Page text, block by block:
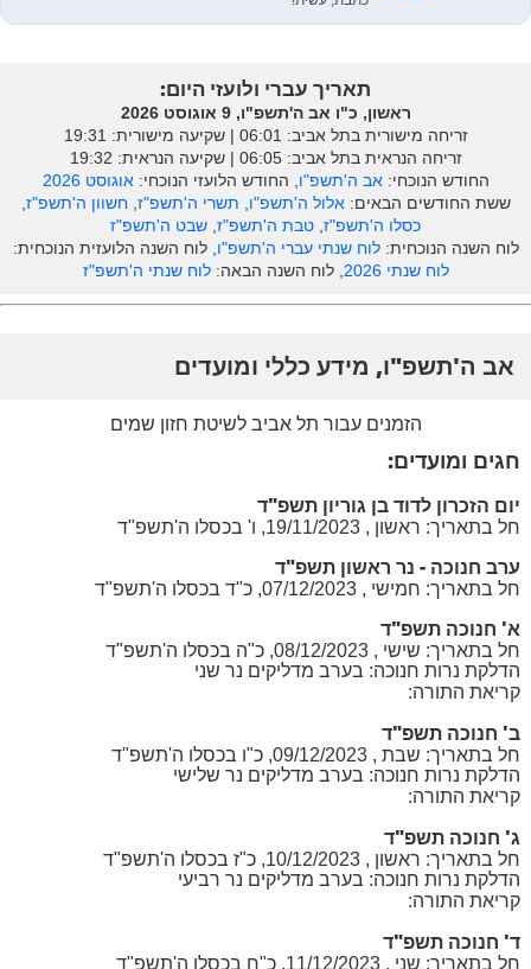
תאריך עברי ולועזי היום:
ראשון, כ"ו אב ה'תשפ"ו, 9 אוגוסט 2026
זריחה מישורית בתל אביב: ‎06:01 | שקיעה מישורית: 19:31
זריחה הנראית בתל אביב: ‎06:05 | שקיעה הנראית: 19:32
החודש הנוכחי:אב ה'תשפ"ו, החודש הלועזי הנוכחי:אוגוסט 2026
ששת החודשים הבאים:אלול ה'תשפ"ו, תשרי ה'תשפ"ז, חשוון ה'תשפ"ז,
כסלו ה'תשפ"ז, טבת ה'תשפ"ז, שבט ה'תשפ"ז
לוח השנה הנוכחית:לוח שנתי עברי ה'תשפ"ו, לוח השנה הלועזית הנוכחית:
לוח שנתי 2026
, לוח השנה הבאה:לוח שנתי ה'תשפ"ז
אב ה'תשפ"ו, מידע כללי ומועדים
הזמנים עבור תל אביב לשיטת חזון שמים
חגים ומועדים:
יום הזכרון לדוד בן גוריון תשפ"ד
חל בתאריך: ראשון , 19/11/2023, ו' בכסלו ה'תשפ"ד
ערב חנוכה - נר ראשון תשפ"ד
חל בתאריך: חמישי , 07/12/2023, כ"ד בכסלו ה'תשפ"ד
א' חנוכה תשפ"ד
חל בתאריך: שישי , 08/12/2023, כ"ה בכסלו ה'תשפ"ד
הדלקת נרות חנוכה: בערב מדליקים נר שני
קריאת התורה:
ב' חנוכה תשפ"ד
חל בתאריך: שבת , 09/12/2023, כ"ו בכסלו ה'תשפ"ד
הדלקת נרות חנוכה: בערב מדליקים נר שלישי
קריאת התורה:
ג' חנוכה תשפ"ד
חל בתאריך: ראשון , 10/12/2023, כ"ז בכסלו ה'תשפ"ד
הדלקת נרות חנוכה: בערב מדליקים נר רביעי
קריאת התורה:
ד' חנוכה תשפ"ד
חל בתאריך: שני , 11/12/2023, כ"ח בכסלו ה'תשפ"ד